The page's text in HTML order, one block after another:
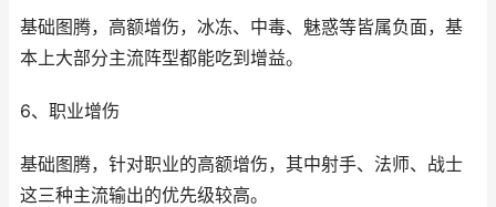
基础图腾，高额增伤，冰冻、中毒、魅惑等皆属负面，基
本上大部分主流阵型都能吃到增益。
6、职业增伤
基础图腾，针对职业的高额增伤，其中射手、法师、战士
这三种主流输出的优先级较高。